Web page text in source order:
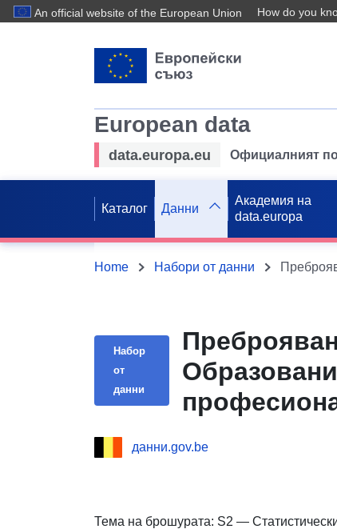
An official website of the European Union How do you
European data
data.europa.eu Официалният
Каталог Данни
Академия на
data.europa
Home Набори от данни
Набор
от
данни
данни.gov.be
Тема на брошурата: S2 —